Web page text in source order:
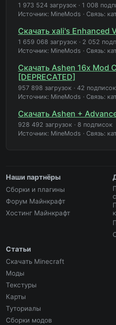
1 973 524 загрузок · 1 008
Источник: MineMods · Связь:
Скачать xali's Enhanced
1 659 068 загрузок · 2 052
Источник: MineMods · Связь:
Скачать Ashen 16x Mod
[DEPRECATED]
957 898 загрузок · 42 подписок
Источник: MineMods · Связь:
Скачать Ashen +
928 492 загрузок · 8 подписок
Источник: MineMods · Связь:
Наши партнёры
Сборки и плагины
Форум Майнкрафт
Хостинг Майнкрафт
Статьи
Скачать Minecraft
Моды
Текстуры
Карты
Туториалы
Сборки модов